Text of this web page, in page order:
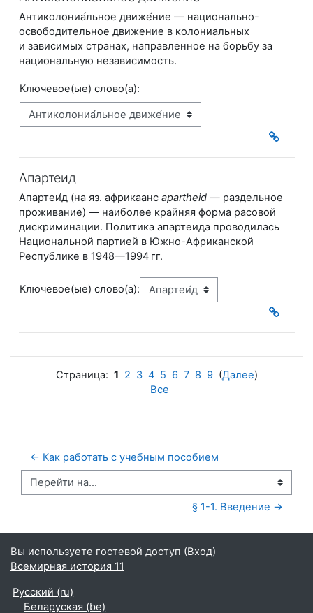
Антиколониа́льное движе́ние — национально-
освободительное движение в колониальных
и зависимых странах, направленное на борьбу за
национальную независимость.
Ключевое(ые) слово(а):
Апартеид
Апартеи́д (на яз. африкаанс apartheid — ​раздельное
проживание) — наиболее крайняя форма расовой
дискриминации. Политика апартеида проводилась
Национальной партией в Южно-Африканской
Республике в 1948—1994 гг.
Ключевое(ые) слово(а):
Страница: 1 2 3 4 5 6 7 8 9(Далее)
Все
← Как работать с учебным пособием
Перейти на...
§ 1-1. Введение →
Вы используете гостевой доступ (Вход)
Всемирная история 11
Русский ‎(ru)‎
Беларуская ‎(be)‎